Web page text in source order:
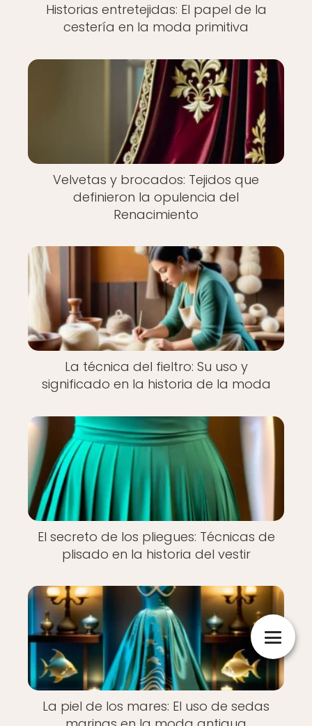
Historias entretejidas: El papel de la
cestería en la moda primitiva
Velvetas y brocados: Tejidos que
definieron la opulencia del
Renacimiento
La técnica del fieltro: Su uso y
significado en la historia de la moda
El secreto de los pliegues: Técnicas de
plisado en la historia del vestir
La piel de los mares: El uso de sedas